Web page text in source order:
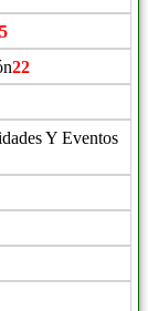
22
Y Eventos